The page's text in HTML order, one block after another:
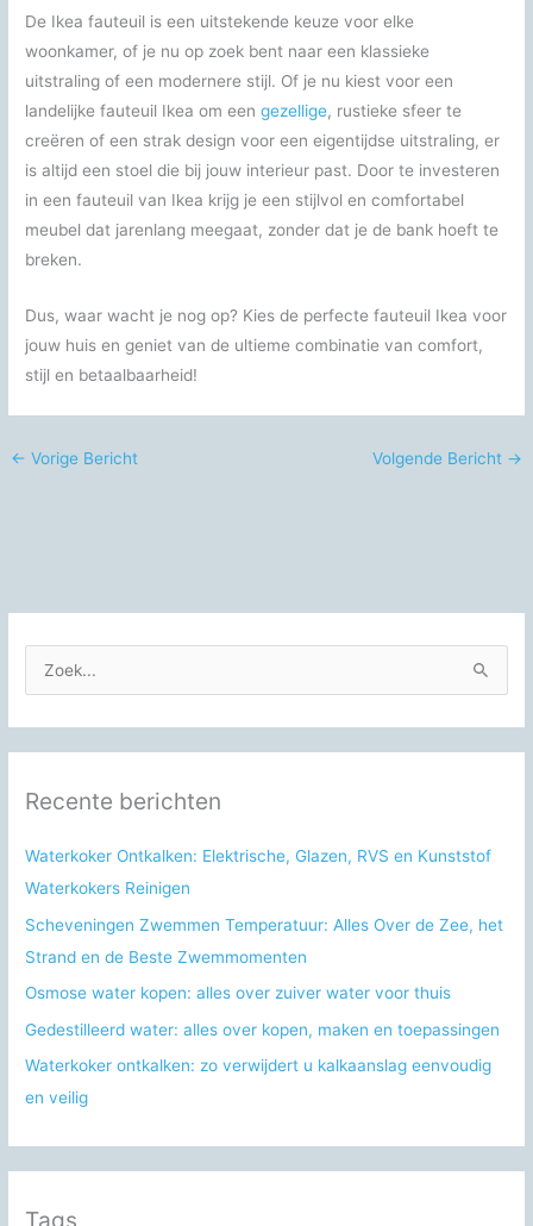
De Ikea fauteuil is een uitstekende keuze voor elke
woonkamer, of je nu op zoek bent naar een klassieke
uitstraling of een modernere stijl. Of je nu kiest voor een
landelijke fauteuil Ikea om eengezellige, rustieke sfeer te
creëren of een strak design voor een eigentijdse uitstraling, er
is altijd een stoel die bij jouw interieur past. Door te investeren
in een fauteuil van Ikea krijg je een stijlvol en comfortabel
meubel dat jarenlang meegaat, zonder dat je de bank hoeft te
breken.
Dus, waar wacht je nog op? Kies de perfecte fauteuil Ikea voor
jouw huis en geniet van de ultieme combinatie van comfort,
stijl en betaalbaarheid!
← Vorige Bericht Volgende Bericht →
o
e
k
a
r
:
Recente berichten
Waterkoker Ontkalken: Elektrische, Glazen, RVS en Kunststof
Waterkokers Reinigen
Scheveningen Zwemmen Temperatuur: Alles Over de Zee, het
Strand en de Beste Zwemmomenten
Osmose water kopen: alles over zuiver water voor thuis
Gedestilleerd water: alles over kopen, maken en toepassingen
Waterkoker ontkalken: zo verwijdert u kalkaanslag eenvoudig
en veilig